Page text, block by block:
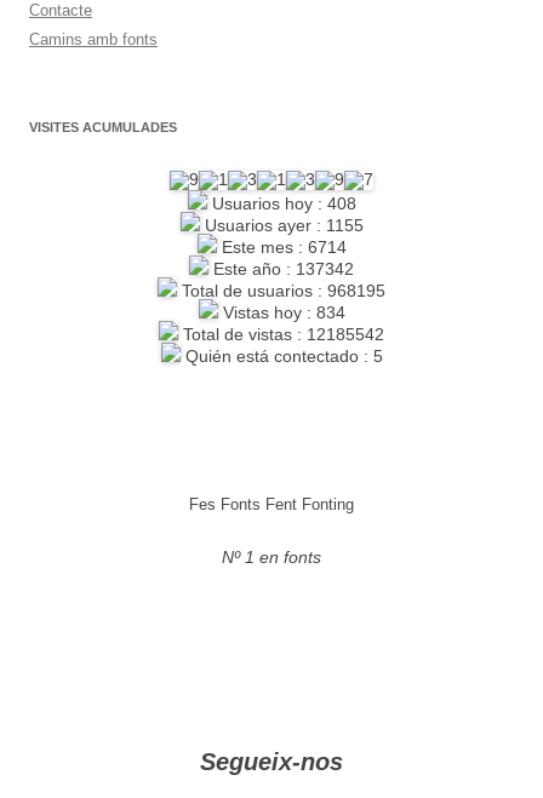
Contacte
Camins amb fonts
VISITES ACUMULADES
Usuarios hoy : 408
Usuarios ayer : 1155
Este mes : 6714
Este año : 137342
Total de usuarios : 968195
Vistas hoy : 834
Total de vistas : 12185542
Quién está contectado : 5
Fes Fonts Fent Fonting
Nº 1 en fonts
Segueix-nos